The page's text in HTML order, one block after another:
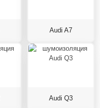
Audi A7
Audi Q3